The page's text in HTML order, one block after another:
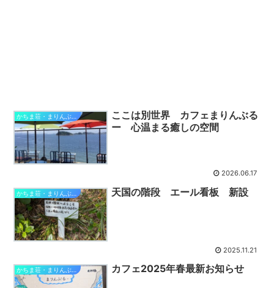
かちま荘・まりんぶるー
ここは別世界 カフェまりんぶる
ー 心温まる癒しの空間
2026.06.17
天国の階段 エール看板 新設
2025.11.21
カフェ2025年春最新お知らせ